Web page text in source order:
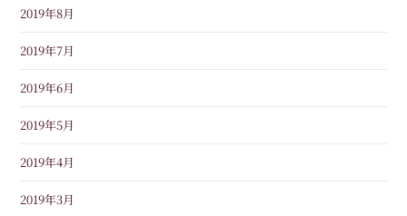
2019年8月
2019年7月
2019年6月
2019年5月
2019年4月
2019年3月